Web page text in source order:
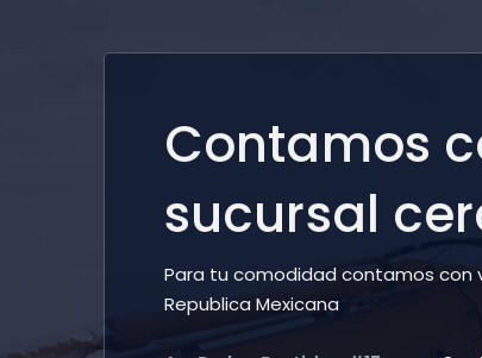
Contamos
sucursal
Para tu comodidad contamos con
Republica Mexicana